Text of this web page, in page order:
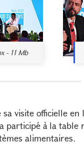
- 11 Mb
sa visite officielle
participé à la table
alimentaires.